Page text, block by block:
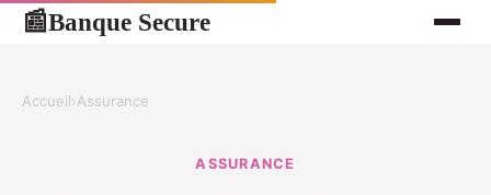
📰Banque Secure
Accueil›Assurance
ASSURANCE